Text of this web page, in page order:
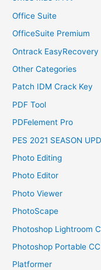
Office Suite
OfficeSuite Premium
Ontrack EasyRecovery
Other Categories
Patch IDM Crack Key
PDF Tool
PDFelement Pro
PES 2021 SEASON
Photo Editing
Photo Editor
Photo Viewer
PhotoScape
Photoshop Lightroom
Photoshop Portable CC
Platformer